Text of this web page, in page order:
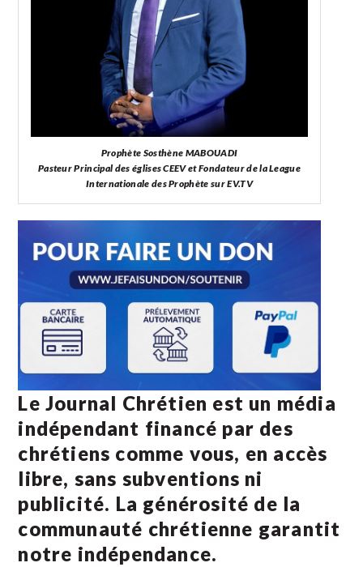
Prophète Sosthène MABOUADI
Pasteur Principal des églises CEEV et Fondateur de la League
Internationale des Prophète sur EV.TV
Le Journal Chrétien est un média
indépendant financé par des
chrétiens comme vous, en accès
libre, sans subventions ni
publicité. La générosité de la
communauté chrétienne garantit
notre indépendance.